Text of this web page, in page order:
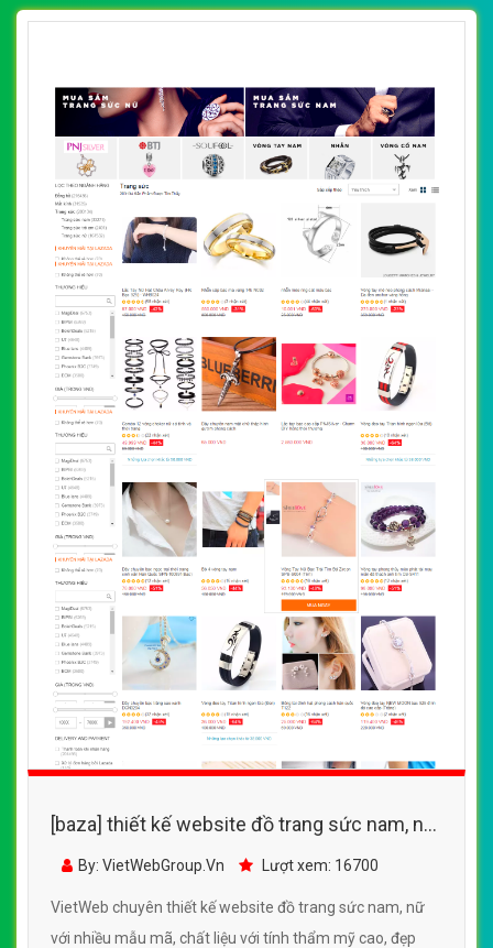
[baza] thiết kế website đồ trang sức nam, nữ
với nhiều mẫu mã, chất liệu với tính thẩm mỹ
By: VietWebGroup.Vn Lượt xem: 16700
VietWeb chuyên thiết kế website đồ trang sức nam, nữ
với nhiều mẫu mã, chất liệu với tính thẩm mỹ cao, đẹp